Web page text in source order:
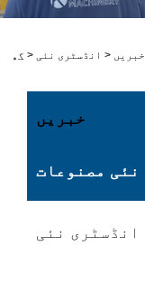
گھر > خبریں > انڈسٹری نئی
خبریں
نئی مصنوعات
انڈسٹری نئی